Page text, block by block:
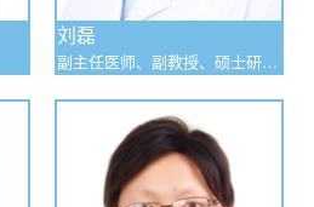
刘磊
副主任医师、副教授、硕士研究